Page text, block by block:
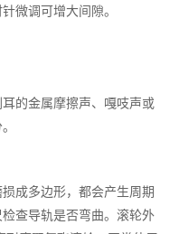
微调可增大间隙。
的金属摩擦声、嘎吱声或
成多边形，都会产生周期
查导轨是否弯曲。滚轮外